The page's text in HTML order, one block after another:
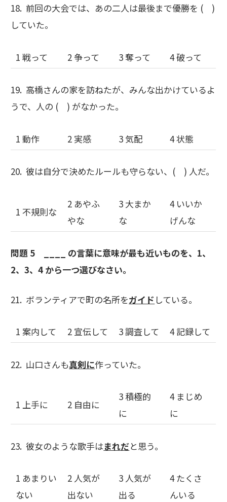
18. 前回の大会では、あの二人は最後まで優勝を ( )
していた。
1 戦って 2 争って 3 奪って 4 破って
19. 高橋さんの家を訪ねたが、みんな出かけているよ
うで、人の ( ) がなかった。
1 動作 2 実感 3 気配 4 状態
20. 彼は自分で決めたルールも守らない、( ) 人だ。
1 不規則な
2 あやふ
やな
3 大まか
な
4 いいか
げんな
問題 5 ____ の言葉に意味が最も近いものを、1、
2、3、4 から一つ選びなさい。
21. ボランティアで町の名所をガイド している。
1 案内して 2 宣伝して 3 調査して 4 記録して
22. 山口さんも真剣に作っていた。
1 上手に 2 自由に
3 積極的
に
4 まじめ
に
23. 彼女のような歌手はまれだと思う。
1 あまりい
ない
2 人気が
出ない
3 人気が
出る
4 たくさ
んいる